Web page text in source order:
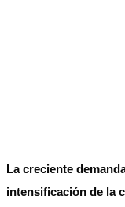
La creciente
intensificación de la